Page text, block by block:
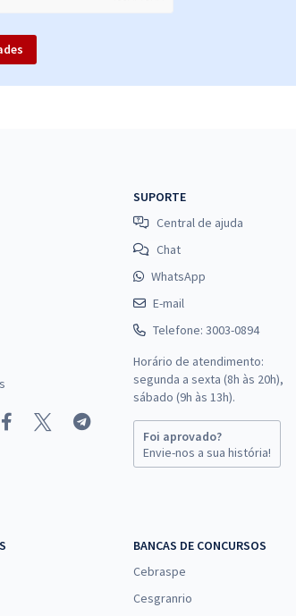
SUPORTE
Central de ajuda
Chat
WhatsApp
E-mail
Telefone: 3003-0894
Horário de atendimento:
segunda a sexta (8h às 20h),
sábado (9h às 13h).
Foi aprovado?
Envie-nos a sua história!
BANCAS DE CONCURSOS
Cebraspe
Cesgranrio